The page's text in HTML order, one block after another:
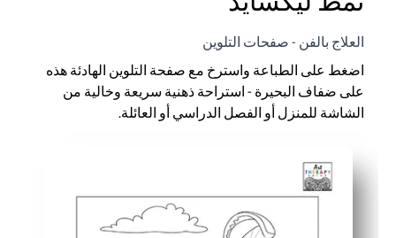
العلاج بالفن - صفحات التلوين
اضغط على الطباعة واسترخ مع صفحة التلوين الهادئة هذه
على ضفاف البحيرة - استراحة ذهنية سريعة وخالية من
الشاشة للمنزل أو الفصل الدراسي أو العائلة.
جذابة لجميع الأعمار - تفاصيل متنوعة تحافظ على استيعاب
يعزز اليقظة والتركيز - أنماط مهدئة على ضفاف البحيرة تخفف
استخدام متعدد الاستخدامات - مثالي للتشطيبات المبكرة ومراكز